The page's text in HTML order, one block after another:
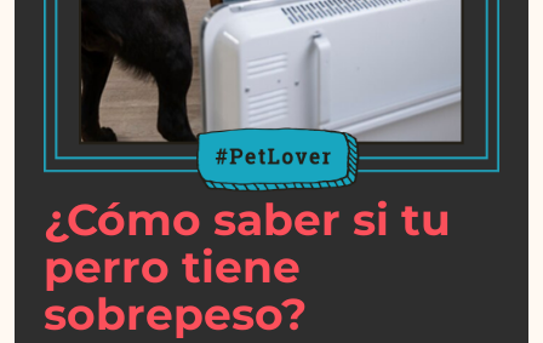
¿Cómo saber si tu
perro tiene
sobrepeso?